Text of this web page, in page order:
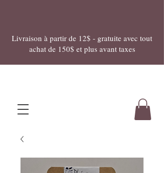
Livraison à partir de 12$ - gratuite avec tout
achat de 150$ et plus avant taxes